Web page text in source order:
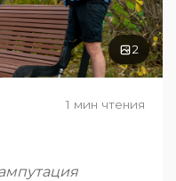
2
1 мин чтения